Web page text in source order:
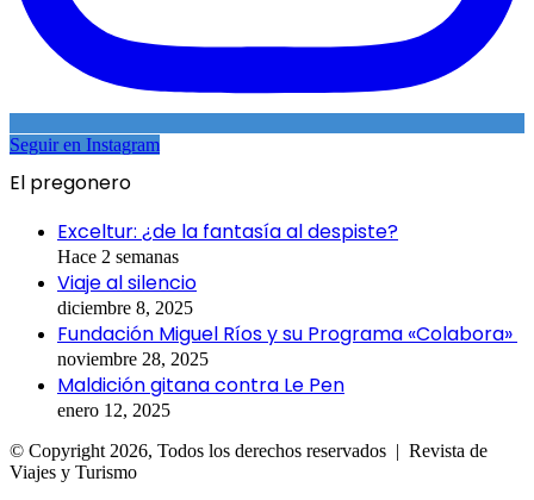
Seguir en Instagram
El pregonero
Exceltur: ¿de la fantasía al despiste?
Hace 2 semanas
Viaje al silencio
diciembre 8, 2025
Fundación Miguel Ríos y su Programa «Colabora»
noviembre 28, 2025
Maldición gitana contra Le Pen
enero 12, 2025
© Copyright 2026, Todos los derechos reservados | Revista de
Viajes y Turismo